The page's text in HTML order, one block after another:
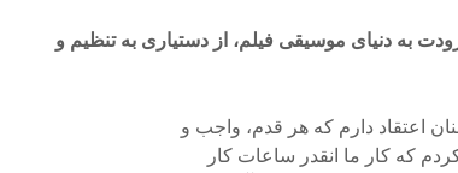
به دنیای موسیقی فیلم، از دستیاری به تنظیم و
اعتقاد دارم که هر قدم، واجب و
که کار ما انقدر ساعات کار